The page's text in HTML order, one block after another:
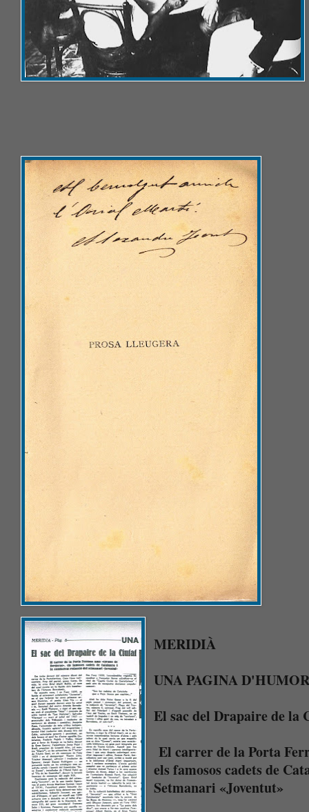
MERIDIÀ
UNA PAGINA
El sac del Drapaire de la
El carrer de la Porta
els famosos cadets de
Setmanari «Joventut»